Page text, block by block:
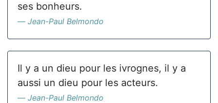
ses bonheurs.
Jean-Paul Belmondo
Il y a un dieu pour les ivrognes, il y a
aussi un dieu pour les acteurs.
Jean-Paul Belmondo